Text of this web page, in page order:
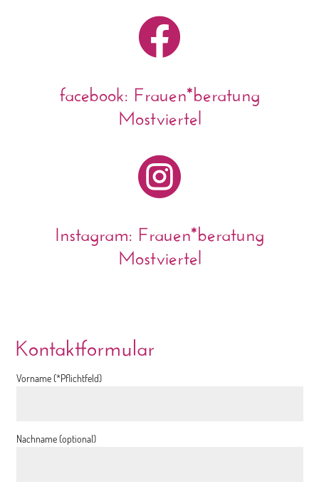

facebook: Frauen*beratung
Mostviertel

Instagram: Frauen*beratung
Mostviertel
Kontaktformular
Vorname (*Pflichtfeld)
Nachname (optional)